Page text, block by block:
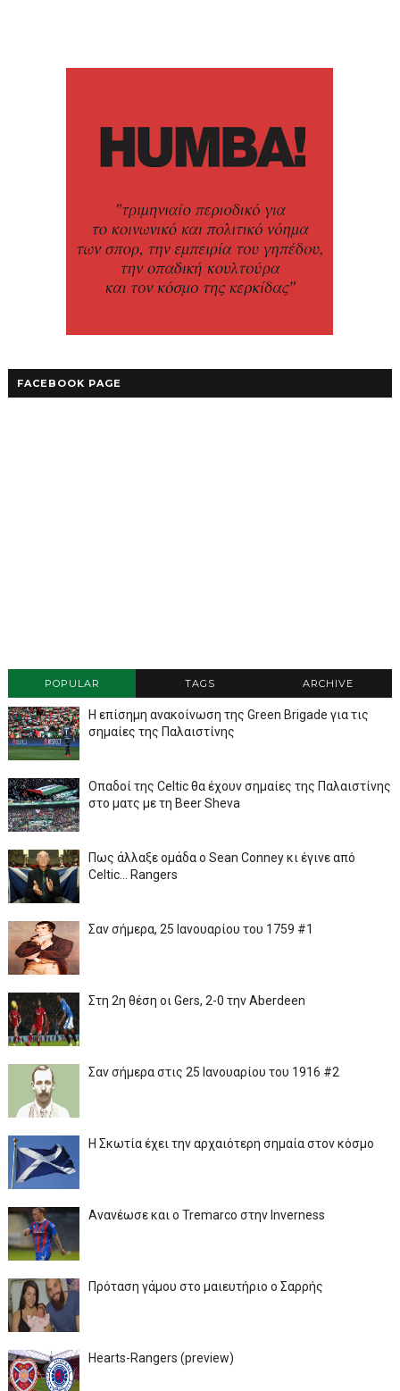
FACEBOOK PAGE
POPULAR TAGS ARCHIVE
Η επίσημη ανακοίνωση της Green Brigade για τις
σημαίες της Παλαιστίνης
Οπαδοί της Celtic θα έχουν σημαίες της Παλαιστίνης
στο ματς με τη Beer Sheva
Πως άλλαξε ομάδα ο Sean Conney κι έγινε από
Celtic... Rangers
Σαν σήμερα, 25 Ιανουαρίου του 1759 #1
Στη 2η θέση οι Gers, 2-0 την Aberdeen
Σαν σήμερα στις 25 Ιανουαρίου του 1916 #2
Η Σκωτία έχει την αρχαιότερη σημαία στον κόσμο
Ανανέωσε και ο Tremarco στην Inverness
Πρόταση γάμου στο μαιευτήριο ο Σαρρής
Hearts-Rangers (preview)